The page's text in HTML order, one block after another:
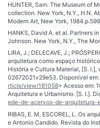
HUNTER, Sam. The Museum of
collection. New York, N.Y., H.N.
Modern Art, New York, 1984.p.599
HANKS, David A. et al. Partners
Johnson. New York, N.Y., The
LIRA, J.; DELECAVE, J.;
arquitetura como espaço
História e Cultura Material, [S. l.],
02672021v29e53. Disponível em:
rticle/view/181058> Acesso em:
Arquitetura e Urbanismo. [S. l.].
ede-de-acervos-de-arquitetura-
RIBAS, E. M, ESCOREL, L. Os
e Antonio Candido. Revista do